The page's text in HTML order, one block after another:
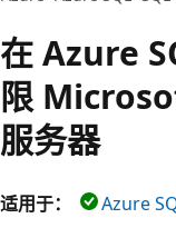
在 Azure
限
服务器
适用于： Azure